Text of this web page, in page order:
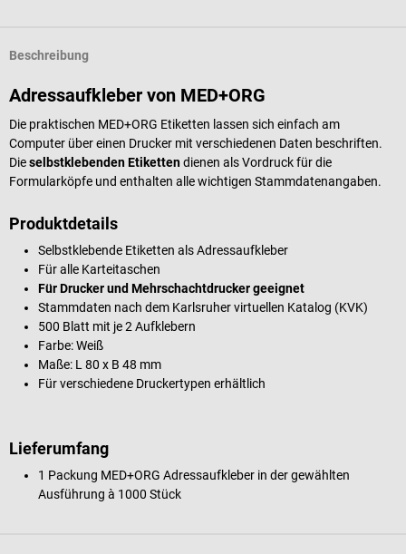
Beschreibung
Adressaufkleber von MED+ORG
Die praktischen MED+ORG Etiketten lassen sich einfach am
Computer über einen Drucker mit verschiedenen Daten beschriften.
Dieselbstklebenden Etikettendienen als Vordruck für die
Formularköpfe und enthalten alle wichtigen Stammdatenangaben.
Produktdetails
Selbstklebende Etiketten als Adressaufkleber
Für alle Karteitaschen
Für Drucker und Mehrschachtdrucker geeignet
Stammdaten nach dem Karlsruher virtuellen Katalog (KVK)
500 Blatt mit je 2 Aufklebern
Farbe: Weiß
Maße: L 80 x B 48 mm
Für verschiedene Druckertypen erhältlich
Lieferumfang
1 Packung MED+ORG Adressaufkleber in der gewählten
Ausführung à 1000 Stück